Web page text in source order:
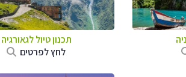
תכנון טיול לגאורגיה
לחץ לפרטים